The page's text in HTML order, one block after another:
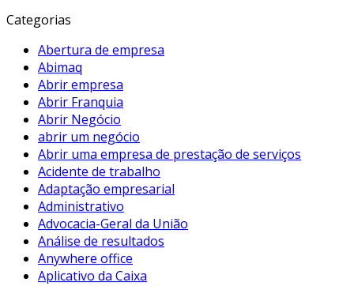
Categorias
Abertura de empresa
Abimaq
Abrir empresa
Abrir Franquia
Abrir Negócio
abrir um negócio
Abrir uma empresa de prestação de serviços
Acidente de trabalho
Adaptação empresarial
Administrativo
Advocacia-Geral da União
Análise de resultados
Anywhere office
Aplicativo da Caixa